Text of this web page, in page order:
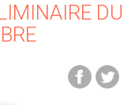
DU